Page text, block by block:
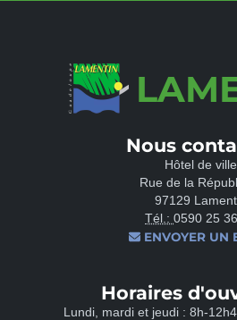
Nous
Hôtel de ville
Rue de la
97129
Tél.: 0590 25
ENVOYER UN
Horaires
Lundi, mardi et jeudi : 8h-